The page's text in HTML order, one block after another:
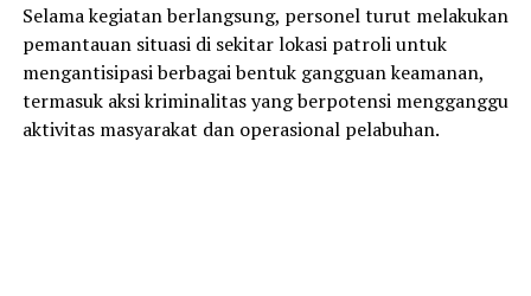
Selama kegiatan berlangsung, personel turut melakukan
pemantauan situasi di sekitar lokasi patroli untuk
mengantisipasi berbagai bentuk gangguan keamanan,
termasuk aksi kriminalitas yang berpotensi mengganggu
aktivitas masyarakat dan operasional pelabuhan.